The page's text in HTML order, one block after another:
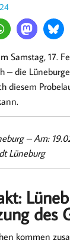
Samstag, 17.
– die
diesem
–Am:
Lüneburg
des
kommen